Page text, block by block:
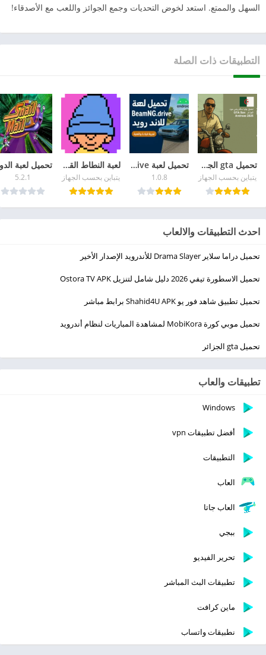
السهل والممتع. استعد لخوض التحديات وجمع الجوائز واللعب مع الأصدقاء!
التطبيقات ذات الصلة
تحميل gta الجزائر
يتباين بحسب الجهاز
تحميل لعبة BeamNG Drive للاندرويد – تجربة قيادة سيارات واقعية ومميزة
1.0.8
لعبة النطاط القديمة Icy Tower للكمبيوتر والجوال
يتباين بحسب الجهاز 5.2.1
احدث التطبيقات والالعاب
تحميل دراما سلاير Drama Slayer للأندرويد الإصدار الأخير
تحميل الاسطورة تيفي 2026 دليل شامل لتنزيل Ostora TV APK
تحميل تطبيق شاهد فور يو Shahid4U APK برابط مباشر
تحميل موبي كورة MobiKora لمشاهدة المباريات لنظام أندرويد
تحميل gta الجزائر
تطبيقات والعاب
Windows
أفضل تطبيقات vpn
التطبيقات
العاب
العاب جاتا
ببجي
تحرير الفيديو
تطبيقات البث المباشر
ماين كرافت
نطبيقات واتساب